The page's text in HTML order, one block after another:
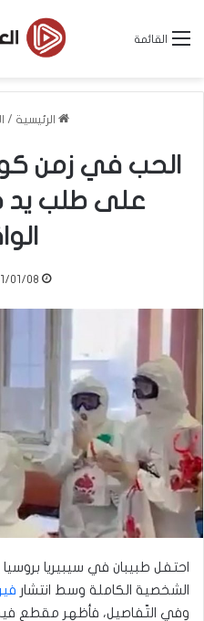
القائمة
الرئيسية /
الحب في زمن
على طلب يد
01/08
احتفل طبيبان في سيبيريا
الشخصية الكاملة وسط انتشار
وفي التّفاصيل، فأظهر مقطع